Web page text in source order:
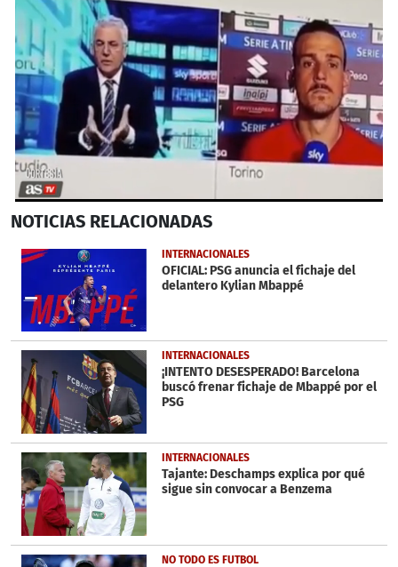
seconds
31
seconds
NOTICIAS RELACIONADAS
INTERNACIONALES
OFICIAL: PSG anuncia el fichaje del
delantero Kylian Mbappé
INTERNACIONALES
¡INTENTO DESESPERADO! Barcelona
buscó frenar fichaje de Mbappé por el
PSG
INTERNACIONALES
Tajante: Deschamps explica por qué
sigue sin convocar a Benzema
NO TODO ES FUTBOL